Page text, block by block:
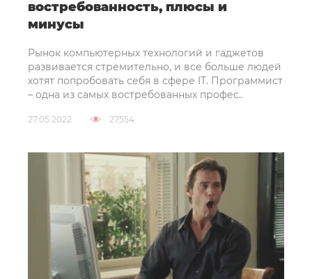
востребованность, плюсы и
минусы
Рынок компьютерных технологий и гаджетов
развивается стремительно, и все больше людей
хотят попробовать себя в сфере IT. Программист
– одна из самых востребованных профес..
27.05.2022 27554